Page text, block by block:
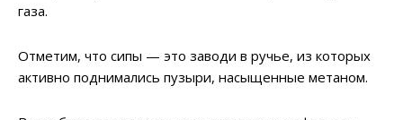
газа.
Отметим, что сипы — это заводи в ручье, из которых
активно поднимались пузыри, насыщенные метаном.